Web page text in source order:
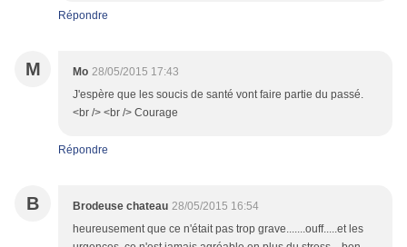
Répondre
M Mo 28/05/2015 17:43
J'espère que les soucis de santé vont faire partie du passé.
<br /> <br /> Courage
Répondre
B Brodeuse chateau 28/05/2015 16:54
heureusement que ce n'était pas trop grave.......ouff.....et les